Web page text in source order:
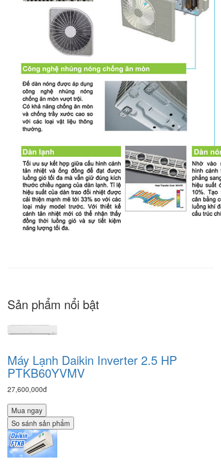
Sản phẩm nổi bật
Máy Lạnh Daikin Inverter 2.5 HP
PTKB60YVMV
27,600,000đ
Mua ngay
So sánh sản phẩm